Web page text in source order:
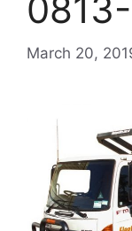
March 20,